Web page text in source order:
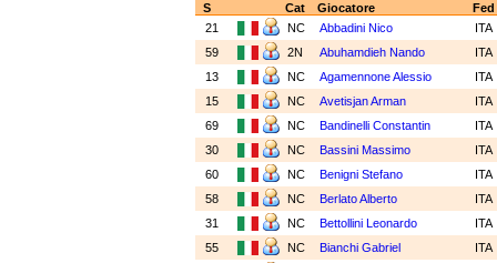
S Cat Giocatore
Fed
21
NC Abbadini Nico
ITA
59
2N Abuhamdieh Nando
ITA
13
NC Agamennone Alessio
ITA
15
NC Avetisjan Arman
ITA
69
NC Bandinelli Constantin
ITA
30
NC Bassini Massimo
ITA
60
NC Benigni Stefano
ITA
58
NC Berlato Alberto
ITA
31
NC Bettollini Leonardo
ITA
55
NC Bianchi Gabriel
ITA